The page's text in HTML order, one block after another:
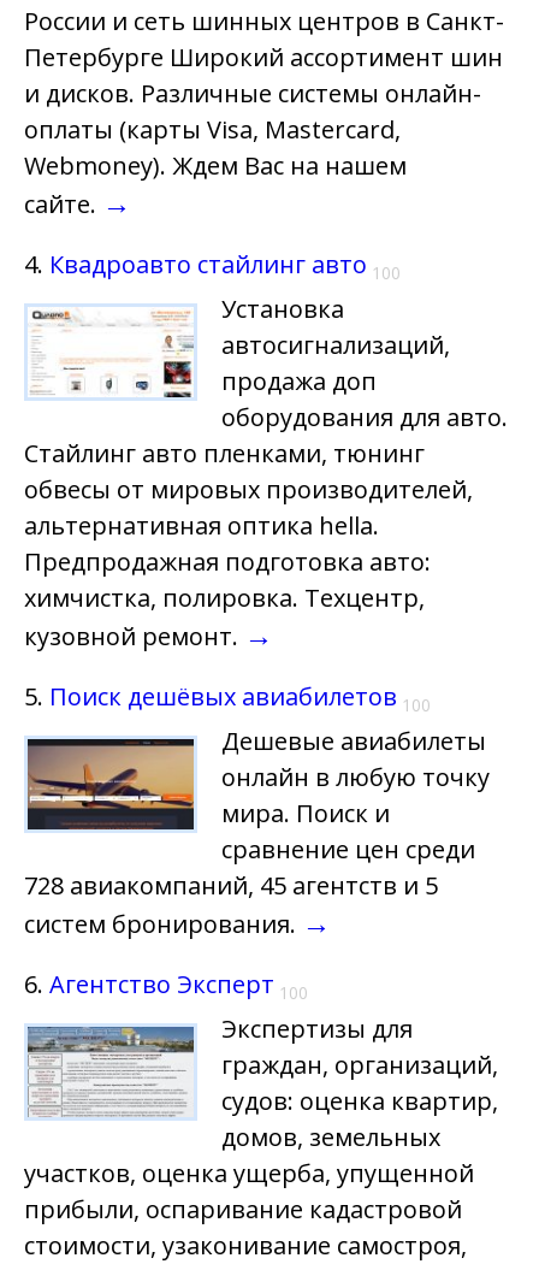
России и сеть шинных центров в Санкт-
Петербурге Широкий ассортимент шин
и дисков. Различные системы онлайн-
оплаты (карты Visa, Mastercard,
Webmoney). Ждем Вас на нашем
сайте. →
4. Квадроавто стайлинг авто 100
Установка
автосигнализаций,
продажа доп
оборудования для авто.
Стайлинг авто пленками, тюнинг
обвесы от мировых производителей,
альтернативная оптика hella.
Предпродажная подготовка авто:
химчистка, полировка. Техцентр,
кузовной ремонт. →
5. Поиск дешёвых авиабилетов 100
Дешевые авиабилеты
онлайн в любую точку
мира. Поиск и
сравнение цен среди
728 авиакомпаний, 45 агентств и 5
систем бронирования. →
6. Агентство Эксперт 100
Экспертизы для
граждан, организаций,
судов: оценка квартир,
домов, земельных
участков, оценка ущерба, упущенной
прибыли, оспаривание кадастровой
стоимости, узаконивание самостроя,